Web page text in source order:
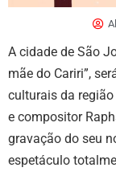
A cidade de São
mãe do Cariri”,
culturais da
e compositor
gravação do seu
espetáculo